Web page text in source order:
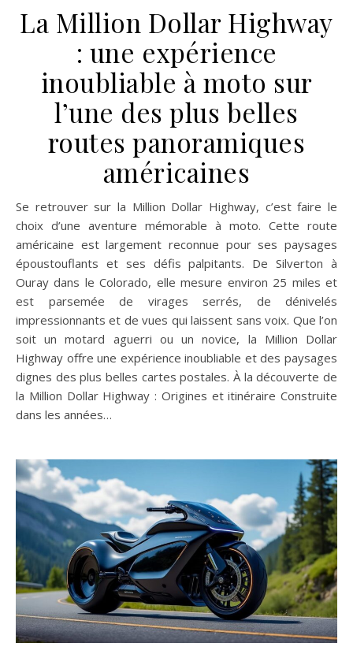
La Million Dollar Highway
: une expérience
inoubliable à moto sur
l’une des plus belles
routes panoramiques
américaines
Se retrouver sur la Million Dollar Highway, c’est faire le
choix d’une aventure mémorable à moto. Cette route
américaine est largement reconnue pour ses paysages
époustouflants et ses défis palpitants. De Silverton à
Ouray dans le Colorado, elle mesure environ 25 miles et
est parsemée de virages serrés, de dénivelés
impressionnants et de vues qui laissent sans voix. Que l’on
soit un motard aguerri ou un novice, la Million Dollar
Highway offre une expérience inoubliable et des paysages
dignes des plus belles cartes postales. À la découverte de
la Million Dollar Highway : Origines et itinéraire Construite
dans les années…